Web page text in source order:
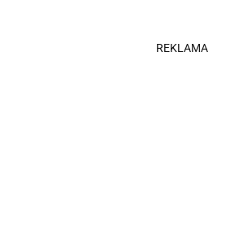
REKLAMA